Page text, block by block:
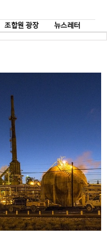
조합원 광장 뉴스레터